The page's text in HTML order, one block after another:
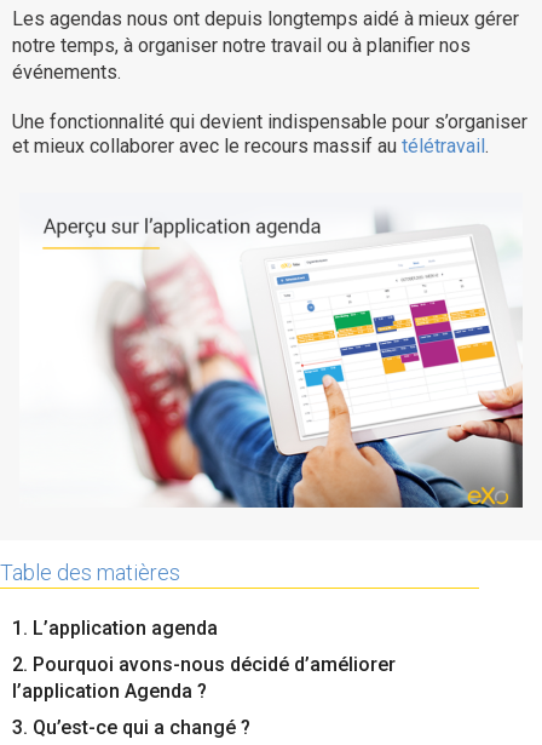
Alternative à
Microsoft 365
La Plateforme
Pourquoi eXo
Internationalisation
Mobile
No code
Intégrations
IA maitrisée
Open source
Offre Enterprise
A propos d’eXo
Les agendas nous ont depuis longtemps aidé à mieux gérer
notre temps, à organiser notre travail ou à planifier nos
événements.
Une fonctionnalité qui devient indispensable pour s’organiser
et mieux collaborer avec le recours massif au télétravail.
Table des matières
1. L’application agenda
2. Pourquoi avons-nous décidé d’améliorer
l’application Agenda ?
3. Qu’est-ce qui a changé ?